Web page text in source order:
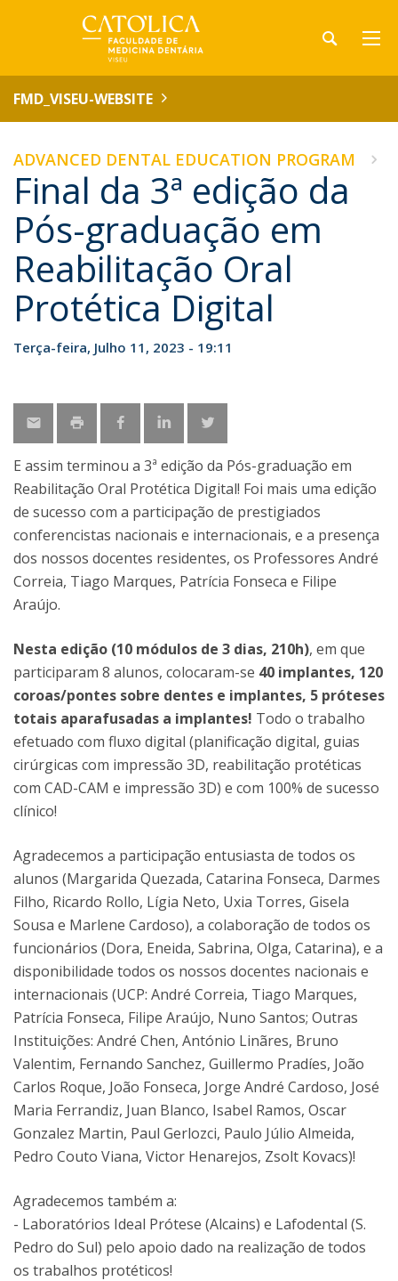
FMD_VISEU-WEBSITE
ADVANCED DENTAL EDUCATION PROGRAM
Final da 3ª edição da
Pós-graduação em
Reabilitação Oral
Protética Digital
Terça-feira, Julho 11, 2023 - 19:11
E assim terminou a 3ª edição da Pós-graduação em
Reabilitação Oral Protética Digital! Foi mais uma edição
de sucesso com a participação de prestigiados
conferencistas nacionais e internacionais, e a presença
dos nossos docentes residentes, os Professores André
Correia, Tiago Marques, Patrícia Fonseca e Filipe
Araújo.
Nesta edição (10 módulos de 3 dias, 210h), em que
participaram 8 alunos, colocaram-se 40 implantes, 120
coroas/pontes sobre dentes e implantes, 5 próteses
totais aparafusadas a implantes! Todo o trabalho
efetuado com fluxo digital (planificação digital, guias
cirúrgicas com impressão 3D, reabilitação protéticas
com CAD-CAM e impressão 3D) e com 100% de sucesso
clínico!
Agradecemos a participação entusiasta de todos os
alunos (Margarida Quezada, Catarina Fonseca, Darmes
Filho, Ricardo Rollo, Lígia Neto, Uxia Torres, Gisela
Sousa e Marlene Cardoso), a colaboração de todos os
funcionários (Dora, Eneida, Sabrina, Olga, Catarina), e a
disponibilidade todos os nossos docentes nacionais e
internacionais (UCP: André Correia, Tiago Marques,
Patrícia Fonseca, Filipe Araújo, Nuno Santos; Outras
Instituições: André Chen, António Linãres, Bruno
Valentim, Fernando Sanchez, Guillermo Pradíes, João
Carlos Roque, João Fonseca, Jorge André Cardoso, José
Maria Ferrandiz, Juan Blanco, Isabel Ramos, Oscar
Gonzalez Martin, Paul Gerlozci, Paulo Júlio Almeida,
Pedro Couto Viana, Victor Henarejos, Zsolt Kovacs)!
Agradecemos também a:
- Laboratórios Ideal Prótese (Alcains) e Lafodental (S.
Pedro do Sul) pelo apoio dado na realização de todos
os trabalhos protéticos!